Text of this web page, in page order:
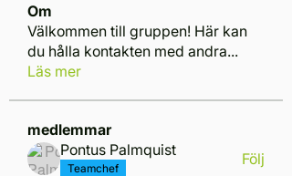
Om
Välkommen till gruppen! Här kan
du hålla kontakten med andra...
Läs mer
medlemmar
Pontus Palmquist
Teamchef
Följ